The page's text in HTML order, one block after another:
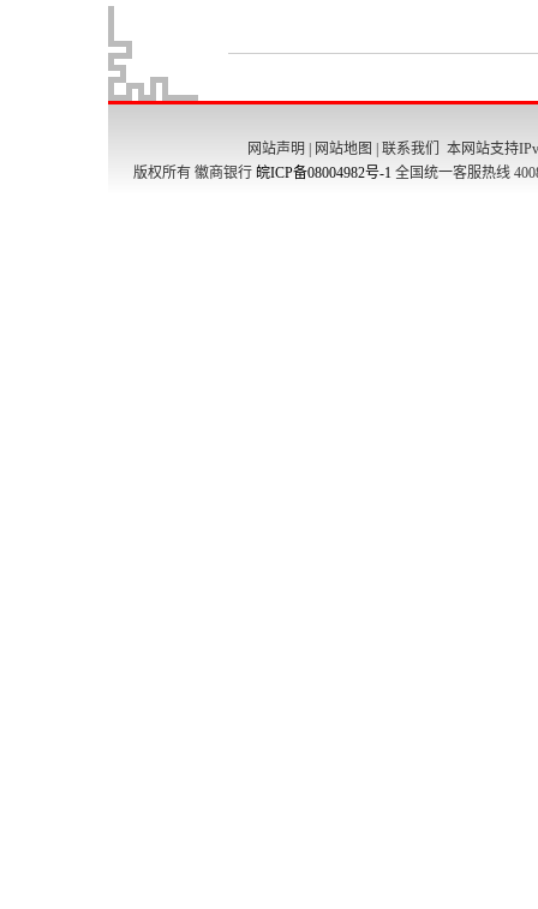
网站声明 网站地图 联系我们
本网站支持
版权所有 徽商银行 皖ICP备08004982号-1 全国统一客服热线